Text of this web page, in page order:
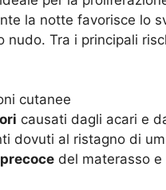
la notte favorisce lo
nudo. Tra i principali
cutanee
causati dagli acari e
dovuti al ristagno di
del materasso